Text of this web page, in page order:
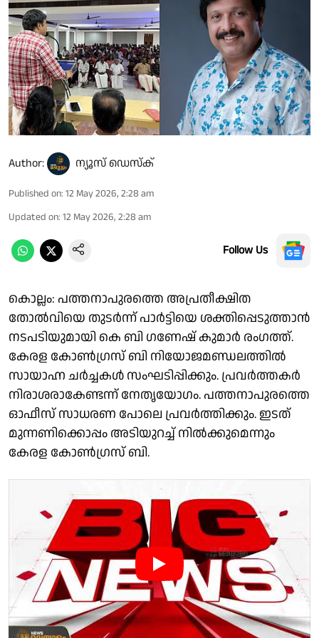
Author: ന്യൂസ് ഡെസ്ക്
Published on: 12 May 2026, 2:28 am
Updated on: 12 May 2026, 2:28 am
Follow Us
കൊല്ലം: പത്തനാപുരത്തെ അപ്രതീക്ഷിത
തോൽവിയെ തുടർന്ന് പാർട്ടിയെ ശക്തിപ്പെടുത്താൻ
നടപടിയുമായി കെ ബി ഗണേഷ് കുമാർ രംഗത്ത്.
കേരള കോൺഗ്രസ് ബി നിയോജമണ്ഡലത്തിൽ
സായാഹ്ന ചർച്ചകൾ സംഘടിപ്പിക്കും. പ്രവർത്തകർ
നിരാശരാകേണ്ടന്ന് നേതൃയോഗം. പത്തനാപുരത്തെ
ഓഫീസ് സാധരണ പോലെ പ്രവർത്തിക്കും. ഇടത്
മുന്നണിക്കൊപ്പം അടിയുറച്ച് നിൽക്കുമെന്നും
കേരള കോൺഗ്രസ് ബി.